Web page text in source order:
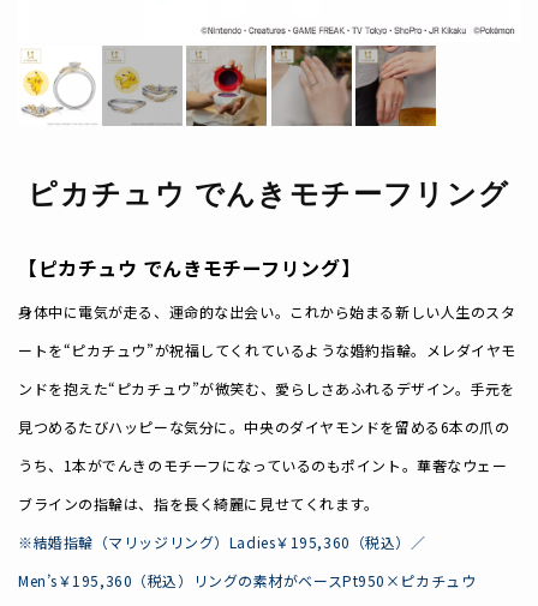
ピカチュウ でんきモチーフリング
【ピカチュウ でんきモチーフリング】
身体中に電気が走る、運命的な出会い。これから始まる新しい人生のスタ
ートを“ピカチュウ”が祝福してくれているような婚約指輪。メレダイヤモ
ンドを抱えた“ピカチュウ”が微笑む、愛らしさあふれるデザイン。手元を
見つめるたびハッピーな気分に。中央のダイヤモンドを留める6本の爪の
うち、1本がでんきのモチーフになっているのもポイント。華奢なウェー
ブラインの指輪は、指を長く綺麗に見せてくれます。
※結婚指輪（マリッジリング）Ladies￥195,360（税込）／
Men’s￥195,360（税込）リングの素材がベースPt950×ピカチュウ